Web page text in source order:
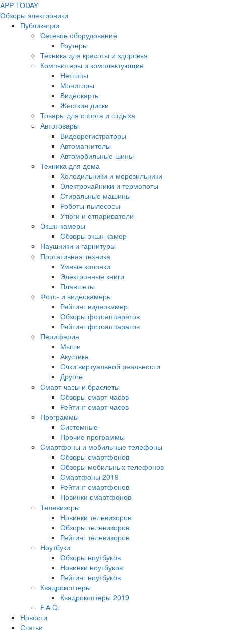
APP TODAY
Обзоры электроники
Публикации
Сетевое оборудование
Роутеры
Техника для красоты и здоровья
Компьютеры и комплектующие
Неттопы
Мониторы
Видеокарты
Жесткие диски
Товары для спорта и отдыха
Автотовары
Видеорегистраторы
Автомагнитолы
Автомобильные шины
Техника для дома
Холодильники и морозильники
Электрочайники и термопоты
Стиральные машины
Роботы-пылесосы
Утюги и отпариватели
Экшн-камеры
Обзоры экшн-камер
Наушники и гарнитуры
Портативная техника
Умные колонки
Электронные книги
Планшеты
Фото- и видеокамеры
Рейтинг видеокамер
Обзоры фотоаппаратов
Рейтинг фотоаппаратов
Периферия
Мыши
Акустика
Очки виртуальной реальности
Другое
Смарт-часы и браслеты
Обзоры смарт-часов
Рейтинг смарт-часов
Программы
Системные
Прочие программы
Смартфоны и мобильные телефоны
Обзоры смартфонов
Обзоры мобильных телефонов
Смартфоны 2019
Рейтинг смартфонов
Новинки смартфонов
Телевизоры
Новинки телевизоров
Обзоры телевизоров
Рейтинг телевизоров
Ноутбуки
Обзоры ноутбуков
Новинки ноутбуков
Рейтинг ноутбуков
Квадрокоптеры
Квадрокоптеры 2019
F.А.Q.
Новости
Статьи